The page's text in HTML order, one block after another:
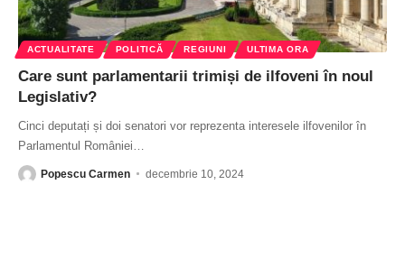
ACTUALITATE POLITICĂ REGIUNI ULTIMA ORA
Care sunt parlamentarii trimiși de ilfoveni în noul
Legislativ?
Cinci deputați și doi senatori vor reprezenta interesele ilfovenilor în
Parlamentul României
Popescu Carmen decembrie 10, 2024